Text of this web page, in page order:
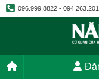
096.999.8822 -